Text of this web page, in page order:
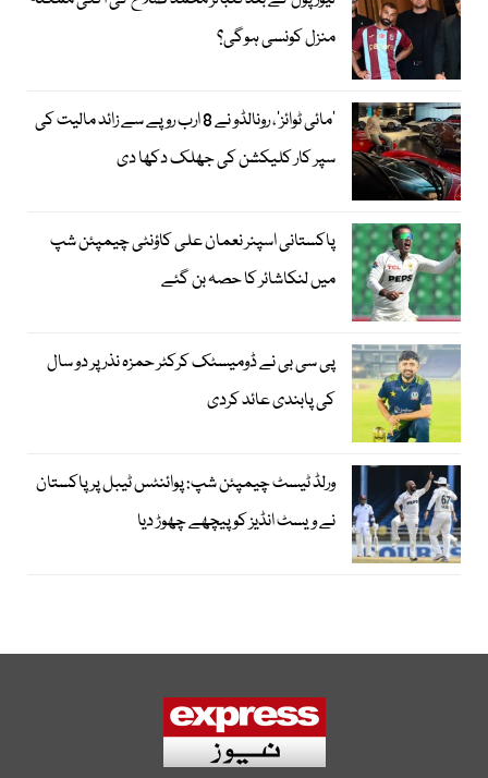
منزل کونسی ہوگی؟
’مائی ٹوائز‘، رونالڈو نے 8 ارب روپے سے زائد مالیت کی
سپر کار کلیکشن کی جھلک دکھا دی
پاکستانی اسپنر نعمان علی کاؤنٹی چیمپئن شپ
میں لنکاشائر کا حصہ بن گئے
پی سی بی نے ڈومیسٹک کرکٹر حمزہ نذر پر دو سال
کی پابندی عائد کردی
ورلڈ ٹیسٹ چیمپئن شپ: پوائنٹس ٹیبل پر پاکستان
نے ویسٹ انڈیز کو پیچھے چھوڑ دیا